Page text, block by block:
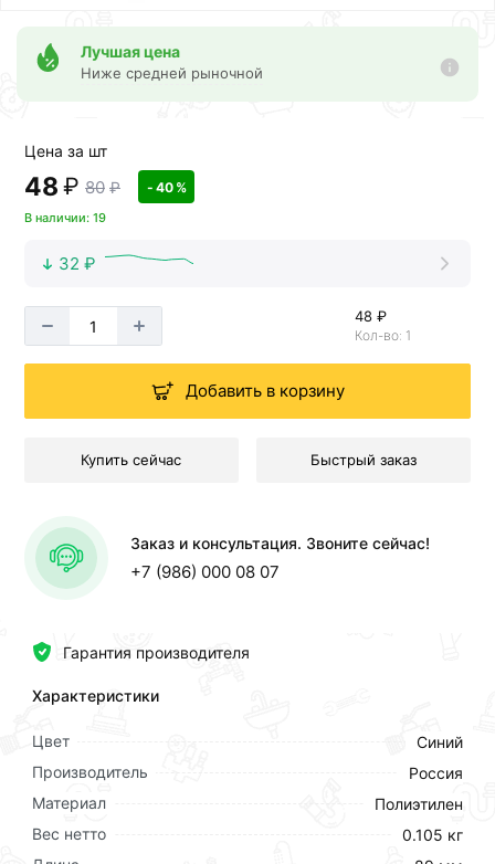
Гарантия производителя
Характеристики
Цвет
Синий
Производитель
Россия
Материал
Полиэтилен
Вес нетто
0.105 кг
Лучшая цена
Ниже средней рыночной
Цена за шт
48 ₽ 80 ₽ - 40 %
В наличии: 19
32 ₽
48 ₽
Кол-во: 1
Добавить в корзину
Купить сейчас Быстрый заказ
Заказ и консультация. Звоните сейчас!
+7 (986) 000 08 07